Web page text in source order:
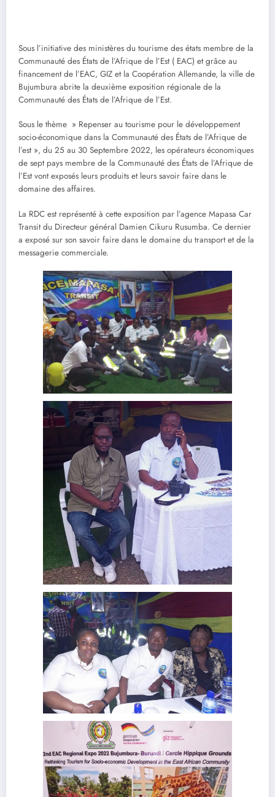
Sous l’initiative des ministères du tourisme des états membre de la
Communauté des États de l’Afrique de l’Est ( EAC) et grâce au
financement de l’EAC, GIZ et la Coopération Allemande, la ville de
Bujumbura abrite la deuxième exposition régionale de la
Communauté des États de l’Afrique de l’Est.
Sous le thème » Repenser au tourisme pour le développement
socio-économique dans la Communauté des États de l’Afrique de
l’est », du 25 au 30 Septembre 2022, les opérateurs économiques
de sept pays membre de la Communauté des États de l’Afrique de
l’Est vont exposés leurs produits et leurs savoir faire dans le
domaine des affaires.
La RDC est représenté à cette exposition par l’agence Mapasa Car
Transit du Directeur général Damien Cikuru Rusumba. Ce dernier
a exposé sur son savoir faire dans le domaine du transport et de la
messagerie commerciale.